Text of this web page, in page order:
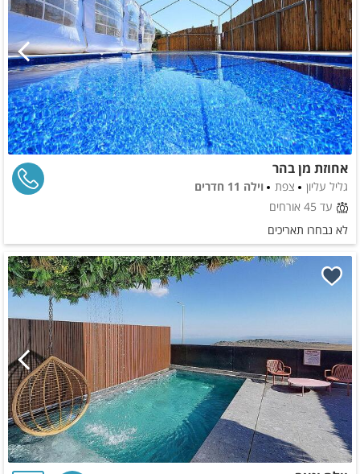
אחוזת מן בהר
גליל עליון צפת
וילה 11 חדרים
עד 45 אורחים
לא נבחרו תאריכים